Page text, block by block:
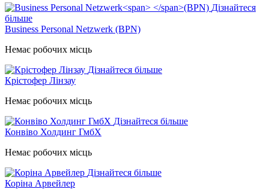
Дізнайтеся
більше
Business Personal Netzwerk (BPN)
Немає робочих місць
Дізнайтеся більше
Крістофер Лінзау
Немає робочих місць
Дізнайтеся більше
Конвіво Холдинг ГмбХ
Немає робочих місць
Дізнайтеся більше
Коріна Арвейлер